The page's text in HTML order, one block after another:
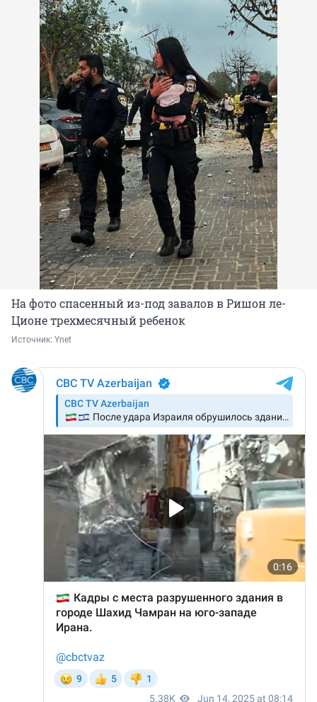
На фото спасенный из-под завалов в Ришон ле-
Ционе трехмесячный ребенок
Источник: Ynet